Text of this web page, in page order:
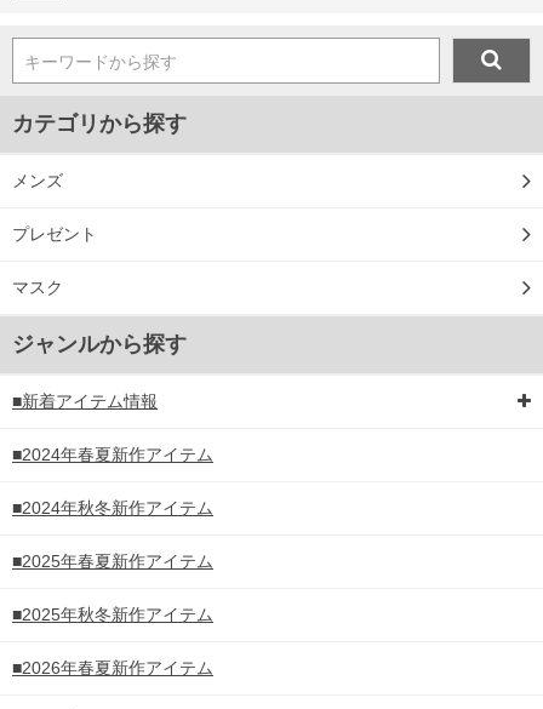
キーワードから探す
カテゴリから探す
メンズ
プレゼント
マスク
ジャンルから探す
■新着アイテム情報
■2024年春夏新作アイテム
■2024年秋冬新作アイテム
■2025年春夏新作アイテム
■2025年秋冬新作アイテム
■2026年春夏新作アイテム